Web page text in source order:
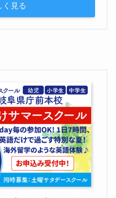
く見る